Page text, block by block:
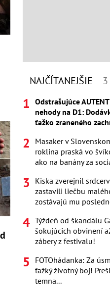
NAJČÍTANEJŠIE
Odstrašujúce
nehody na D1:
ťažko zraneného
Masaker v
roklina praská vo
ako na banány za
Kiska zverejnil
zastavili liečbu
zostávajú mu
Týždeň od škandálu
šokujúcich obvinení
zábery z festivalu!
FOTOhádanka: Za
ťažký životný boj!
temna...